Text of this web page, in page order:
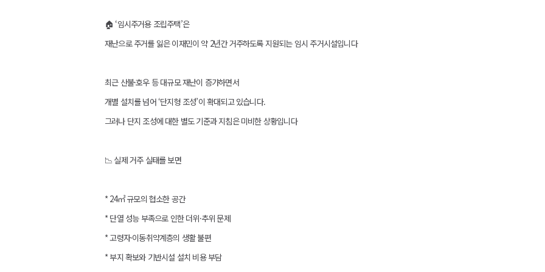
🏠 ‘임시주거용 조립주택’은
재난으로 주거를 잃은 이재민이 약 2년간 거주하도록 지원되는 임시 주거시설입니다
최근 산불·호우 등 대규모 재난이 증가하면서
개별 설치를 넘어 ‘단지형 조성’이 확대되고 있습니다.
그러나 단지 조성에 대한 별도 기준과 지침은 미비한 상황입니다
📉 실제 거주 실태를 보면
* 24㎡ 규모의 협소한 공간
* 단열 성능 부족으로 인한 더위·추위 문제
* 고령자·이동취약계층의 생활 불편
* 부지 확보와 기반시설 설치 비용 부담